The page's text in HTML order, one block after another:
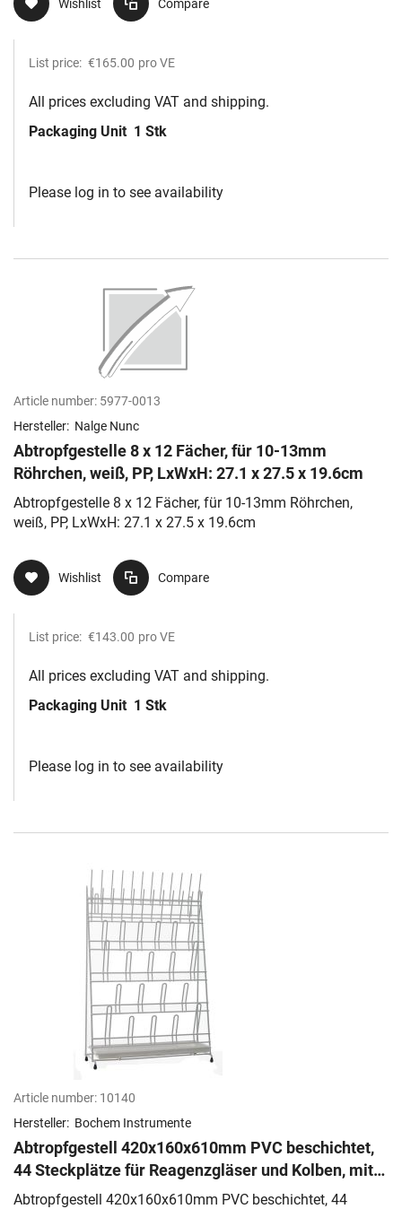
Wishlist Compare
List price: €165.00 pro VE
All prices excluding VAT and shipping.
Packaging Unit 1 Stk
Please log in to see availability
Article number: 5977-0013
Hersteller: Nalge Nunc
Abtropfgestelle 8 x 12 Fächer, für 10-13mm
Röhrchen, weiß, PP, LxWxH: 27.1 x 27.5 x 19.6cm
Abtropfgestelle 8 x 12 Fächer, für 10-13mm Röhrchen,
weiß, PP, LxWxH: 27.1 x 27.5 x 19.6cm
Wishlist Compare
List price: €143.00 pro VE
All prices excluding VAT and shipping.
Packaging Unit 1 Stk
Please log in to see availability
Article number: 10140
Hersteller: Bochem Instrumente
Abtropfgestell 420x160x610mm PVC beschichtet,
44 Steckplätze für Reagenzgläser und Kolben, mit
Abtropfschale
Abtropfgestell 420x160x610mm PVC beschichtet, 44